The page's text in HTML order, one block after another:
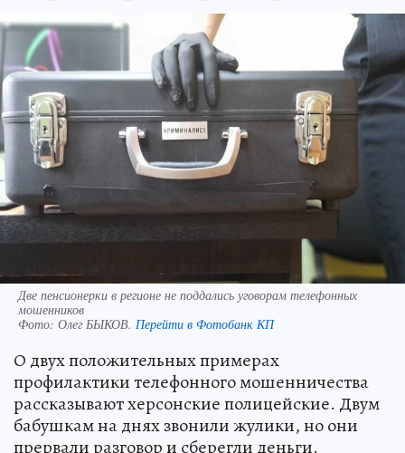
Две пенсионерки в регионе не поддались уговорам телефонных
мошенников
Фото: Олег БЫКОВ. Перейти в Фотобанк КП
О двух положительных примерах
профилактики телефонного мошенничества
рассказывают херсонские полицейские. Двум
бабушкам на днях звонили жулики, но они
прервали разговор и сберегли деньги.